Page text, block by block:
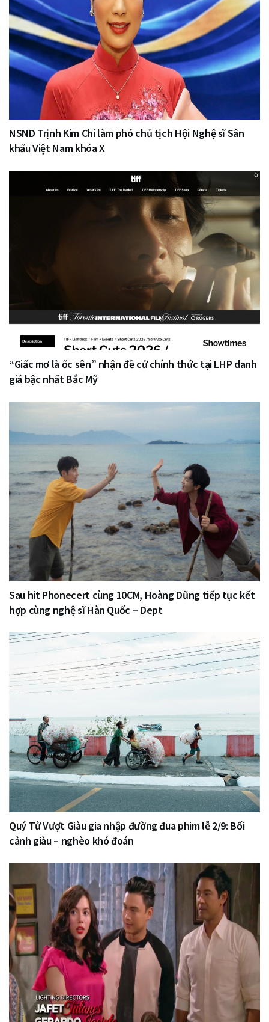
NSND Trịnh Kim Chi làm phó chủ tịch Hội Nghệ sĩ Sân
khấu Việt Nam khóa X
“Giấc mơ là ốc sên” nhận đề cử chính thức tại LHP danh
giá bậc nhất Bắc Mỹ
Sau hit Phonecert cùng 10CM, Hoàng Dũng tiếp tục kết
hợp cùng nghệ sĩ Hàn Quốc – Dept
Quý Tử Vượt Giàu gia nhập đường đua phim lễ 2/9: Bối
cảnh giàu – nghèo khó đoán